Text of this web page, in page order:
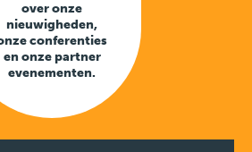
over onze
nieuwigheden,
conferenties
en onze partner
evenementen.